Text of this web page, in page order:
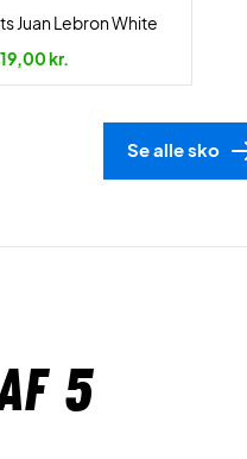
Juan Lebron White
kr.
Se alle sko
5